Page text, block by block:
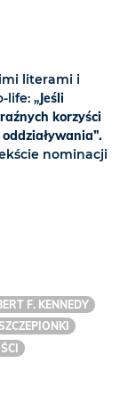
literami i
life: „Jeśli
korzyści
nominacji
F. KENNEDY
SZCZEPIONKI